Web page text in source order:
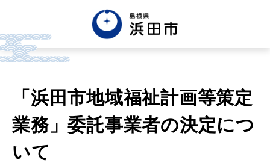
한글 Tiếng việt Tagalog
市政情報
「浜田市地域福祉計画等策定
業務」委託事業者の決定につ
いて